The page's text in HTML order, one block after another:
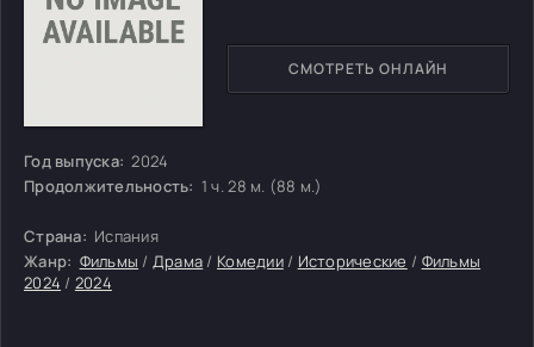
Год выпуска: 2024
Продолжительность: 1 ч. 28 м. (88 м.)
Страна: Испания
Жанр: Фильмы / Драма / Комедии/ Исторические / Фильмы
2024 / 2024
СМОТРЕТЬ ОНЛАЙН